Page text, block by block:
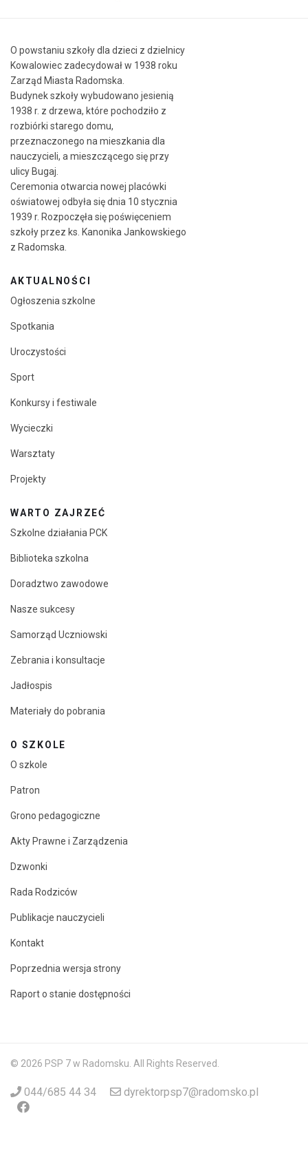
O powstaniu szkoły dla dzieci z dzielnicy
Kowalowiec zadecydował w 1938 roku
Zarząd Miasta Radomska.
Budynek szkoły wybudowano jesienią
1938 r. z drzewa, które pochodziło z
rozbiórki starego domu,
przeznaczonego na mieszkania dla
nauczycieli, a mieszczącego się przy
ulicy Bugaj.
Ceremonia otwarcia nowej placówki
oświatowej odbyła się dnia 10 stycznia
1939 r. Rozpoczęła się poświęceniem
szkoły przez ks. Kanonika Jankowskiego
z Radomska.
AKTUALNOŚCI
Ogłoszenia szkolne
Spotkania
Uroczystości
Sport
Konkursy i festiwale
Wycieczki
Warsztaty
Projekty
WARTO ZAJRZEĆ
Szkolne działania PCK
Biblioteka szkolna
Doradztwo zawodowe
Nasze sukcesy
Samorząd Uczniowski
Zebrania i konsultacje
Jadłospis
Materiały do pobrania
O SZKOLE
O szkole
Patron
Grono pedagogiczne
Akty Prawne i Zarządzenia
Dzwonki
Rada Rodziców
Publikacje nauczycieli
Kontakt
Poprzednia wersja strony
Raport o stanie dostępności
© 2026 PSP 7 w Radomsku. All Rights Reserved.
044/685 44 34 dyrektorpsp7@radomsko.pl